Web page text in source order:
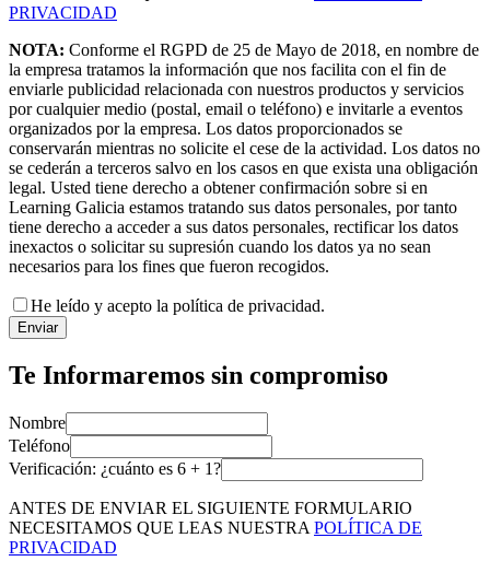
PRIVACIDAD
NOTA: Conforme el RGPD de 25 de Mayo de 2018, en nombre de
la empresa tratamos la información que nos facilita con el fin de
enviarle publicidad relacionada con nuestros productos y servicios
por cualquier medio (postal, email o teléfono) e invitarle a eventos
organizados por la empresa. Los datos proporcionados se
conservarán mientras no solicite el cese de la actividad. Los datos no
se cederán a terceros salvo en los casos en que exista una obligación
legal. Usted tiene derecho a obtener confirmación sobre si en
Learning Galicia estamos tratando sus datos personales, por tanto
tiene derecho a acceder a sus datos personales, rectificar los datos
inexactos o solicitar su supresión cuando los datos ya no sean
necesarios para los fines que fueron recogidos.
He leído y acepto la política de privacidad.
Enviar
Te Informaremos sin compromiso
Nombre
Teléfono
Verificación: ¿cuánto es 6 + 1?
ANTES DE ENVIAR EL SIGUIENTE FORMULARIO
NECESITAMOS QUE LEAS NUESTRA POLÍTICA DE
PRIVACIDAD